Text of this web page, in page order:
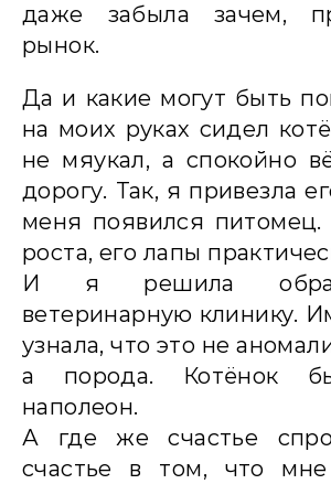
даже забыла зачем,
рынок.
Да и какие могут быть
на моих руках сидел
не мяукал, а спокойно
дорогу. Так, я привезла
меня появился
роста, его лапы
И я решила
ветеринарную клинику.
узнала, что это не
а порода. Котёнок
наполеон.
А где же счастье
счастье в том, что